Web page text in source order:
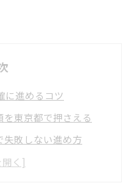
に進めるコツ
東京都で押さえる
失敗しない進め方
のビザ申請ポイント